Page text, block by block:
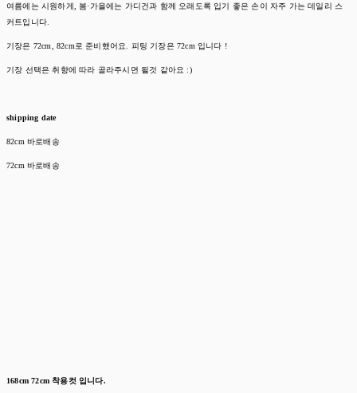
여름에는 시원하게, 봄·가을에는 가디건과 함께 오래도록 입기 좋은 손이 자주 가는 데일리 스
커트입니다.
기장은 72cm, 82cm로 준비했어요. 피팅 기장은 72cm 입니다 !
기장 선택은 취향에 따라 골라주시면 될것 같아요 :)
shipping date
82cm 바로배송
72cm 바로배송
168cm 72cm 착용컷 입니다.